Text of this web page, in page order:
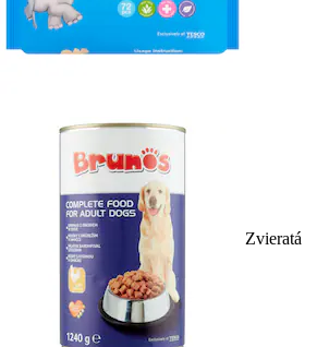
Zvieratá